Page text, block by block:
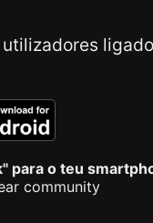
utilizadores
para o teu
community